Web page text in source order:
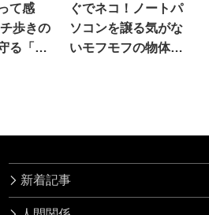
て感
歩きの
る「相
ぐでネコ！ノートパ
ソコンを譲る気がな
いモフモフの物体が
新着記事